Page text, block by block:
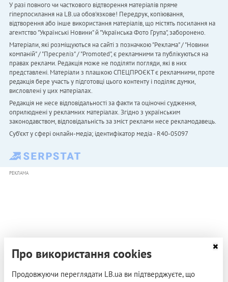
У разі повного чи часткового відтворення матеріалів пряме
гіперпосилання на LB.ua обов'язкове! Передрук, копіювання,
відтворення або інше використання матеріалів, що містять посилання на
агентство "Українськi Новини" й "Українська Фото Група", заборонено.
Матеріали, які розміщуються на сайті з позначкою "Реклама" / "Новини
компаній" / "Пресреліз" / "Promoted", є рекламними та публікуються на
правах реклами. Редакція може не поділяти погляди, які в них
представлені. Матеріали з плашкою СПЕЦПРОЄКТ є рекламними, проте
редакція бере участь у підготовці цього контенту і поділяє думки,
висловлені у цих матеріалах.
Редакція не несе відповідальності за факти та оціночні судження,
оприлюднені у рекламних матеріалах. Згідно з українським
законодавством, відповідальність за зміст реклами несе рекламодавець.
Cуб'єкт у сфері онлайн-медіа; ідентифікатор медіа - R40-05097
РЕКЛАМА
Про використання cookies
Продовжуючи переглядати LB.ua ви підтверджуєте, що